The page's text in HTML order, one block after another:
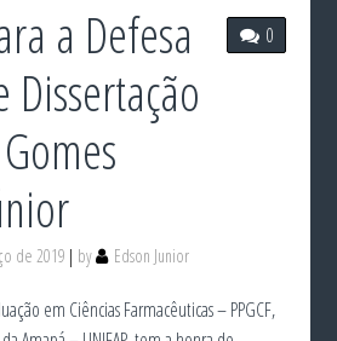
0
a Defesa
Dissertação
de 2019 by Edson Junior
em Ciências Farmacêuticas – PPGCF,